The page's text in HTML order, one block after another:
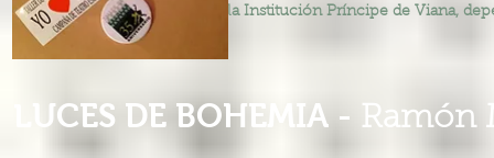
la Institución Príncipe de Viana,
LUCES DE BOHEMIA - Ramón